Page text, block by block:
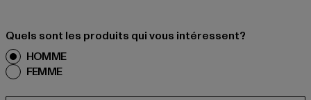
Quels sont les produits qui vous intéressent?
HOMME
FEMME